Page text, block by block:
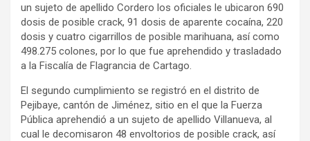
un sujeto de apellido Cordero los oficiales le ubicaron 690
dosis de posible crack, 91 dosis de aparente cocaína, 220
dosis y cuatro cigarrillos de posible marihuana, así como
498.275 colones, por lo que fue aprehendido y trasladado
a la Fiscalía de Flagrancia de Cartago.
El segundo cumplimiento se registró en el distrito de
Pejibaye, cantón de Jiménez, sitio en el que la Fuerza
Pública aprehendió a un sujeto de apellido Villanueva, al
cual le decomisaron 48 envoltorios de posible crack, así